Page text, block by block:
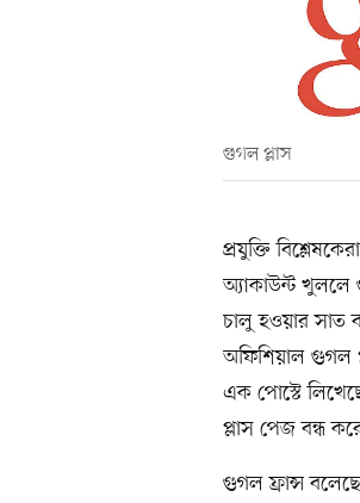
গুগল প্লাস
প্রযুক্তি
অ্যাকাউন্ট খুললে
চালু হওয়ার সাত
অফিশিয়াল গুগল
এক পোস্টে
প্লাস পেজ বন্ধ
গুগল ফ্রান্স